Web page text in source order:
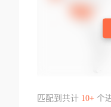
匹配到共计 10+个